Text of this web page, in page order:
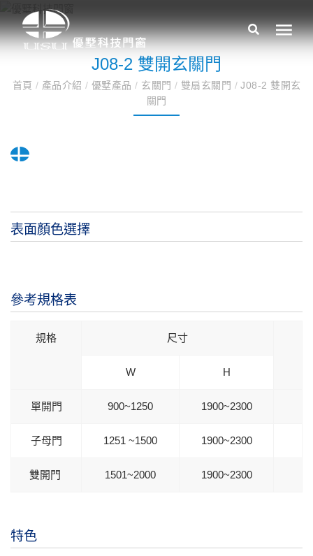
J08-2 雙開玄關門
首頁 / 產品介紹/ 優墅產品/ 玄關門 / 雙扇玄關門 /J08-2 雙開玄
關門
表面顏色選擇
參考規格表
規格 尺寸
W H
單開門 900~1250 1900~2300
子母門 1251 ~1500 1900~2300
雙開門 1501~2000 1900~2300
特色